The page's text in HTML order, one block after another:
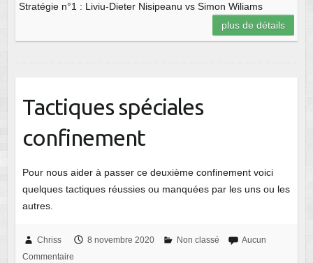
Stratégie n°1 : Liviu-Dieter Nisipeanu vs Simon Wiliams
plus de détails
Tactiques spéciales
confinement
Pour nous aider à passer ce deuxième confinement voici
quelques tactiques réussies ou manquées par les uns ou les
autres.
Chriss 8 novembre 2020 Non classé
Aucun
Commentaire